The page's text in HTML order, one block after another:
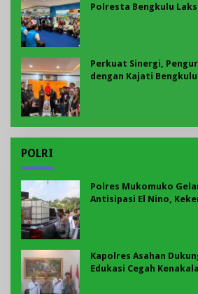
Polresta Bengkulu
Perkuat Sinergi,
dengan Kajati Bengkulu
POLRI
Polres Mukomuko
Antisipasi El Nino,
Kapolres Asahan
Edukasi Cegah